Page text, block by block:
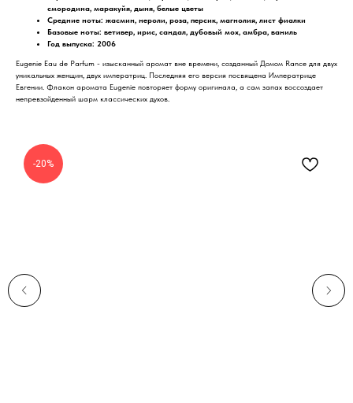
смородина, маракуйя, дыня, белые цветы
Средние ноты: жасмин, нероли, роза, персик, магнолия, лист фиалки
Базовые ноты: ветивер, ирис, сандал, дубовый мох, амбра, ваниль
Год выпуска: 2006
Eugenie Eau de Parfum - изысканный аромат вне времени, созданный Домом Rance для двух
уникальных женщин, двух императриц. Последняя его версия посвящена Императрице
Евгении. Флакон аромата Eugenie повторяет форму оригинала, а сам запах воссоздает
непревзойденный шарм классических духов.
-20%